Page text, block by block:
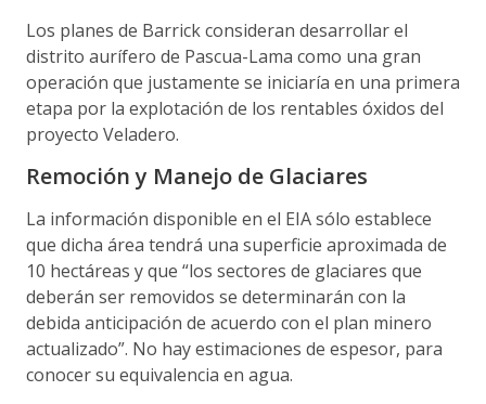
Los planes de Barrick consideran desarrollar el
distrito aurífero de Pascua-Lama como una gran
operación que justamente se iniciaría en una primera
etapa por la explotación de los rentables óxidos del
proyecto Veladero.
Remoción y Manejo de Glaciares
La información disponible en el EIA sólo establece
que dicha área tendrá una superficie aproximada de
10 hectáreas y que “los sectores de glaciares que
deberán ser removidos se determinarán con la
debida anticipación de acuerdo con el plan minero
actualizado”. No hay estimaciones de espesor, para
conocer su equivalencia en agua.